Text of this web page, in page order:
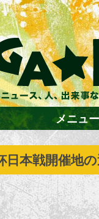
ホー
ファシ
メニュ
本戦開催地